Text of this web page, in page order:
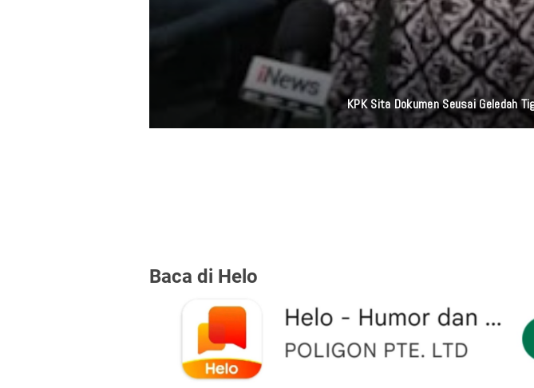
Ajay Taurus,Slow Rock Mengiris Hati: Kisah Cinta Yang Lelah Dan Luka
Baca di Helo